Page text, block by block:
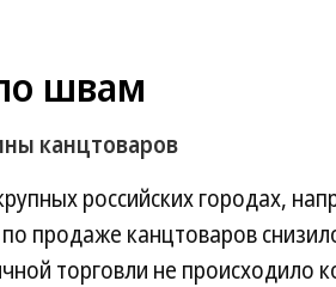
швам
канцтоваров
российских городах,
продаже канцтоваров
торговли не происходило